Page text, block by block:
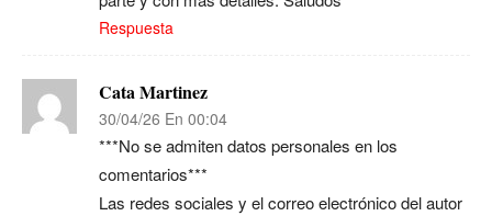
Respuesta
Cata Martinez
30/04/26 En 00:04
***No se admiten datos personales en los
comentarios***
Las redes sociales y el correo electrónico del autor